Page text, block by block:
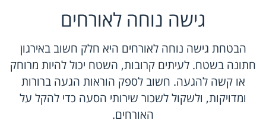
גישה נוחה לאורחים
הבטחת גישה נוחה לאורחים היא חלק חשוב באירגון
חתונה בשטח. לעיתים קרובות, השטח יכול להיות מרוחק
או קשה להגעה. חשוב לספק הוראות הגעה ברורות
ומדויקות, ולשקול לשכור שירותי הסעה כדי להקל על
האורחים.